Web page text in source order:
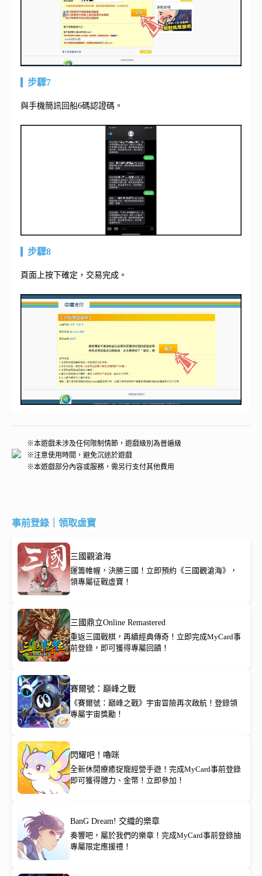
步驟7
與手機簡訊回船6碼認證碼。
步驟8
頁面上按下確定，交易完成。
※本遊戲未涉及任何限制情節，遊戲級別為普遍級
※注意使用時間，避免沉迷於遊戲
※本遊戲部分內容或服務，需另行支付其他費用
事前登錄｜領取虛寶
三國觀滄海
運籌帷幄，決勝三國！立即預約《三國觀滄海》，
領專屬征戰虛寶！
三國鼎立Online Remastered
重返三國戰棋，再續經典傳奇！立即完成MyCard事
前登錄，即可獲得專屬回饋！
賽爾號：巔峰之戰
《賽爾號：巔峰之戰》宇宙冒險再次啟航！登錄領
專屬宇宙獎勵！
閃耀吧！嚕咪
全新休閒療癒捉寵經營手遊！完成MyCard事前登錄
即可獲得體力、金幣！立即參加！
BanG Dream! 交織的樂章
奏響吧，屬於我們的樂章！完成MyCard事前登錄抽
專屬限定應援禮！